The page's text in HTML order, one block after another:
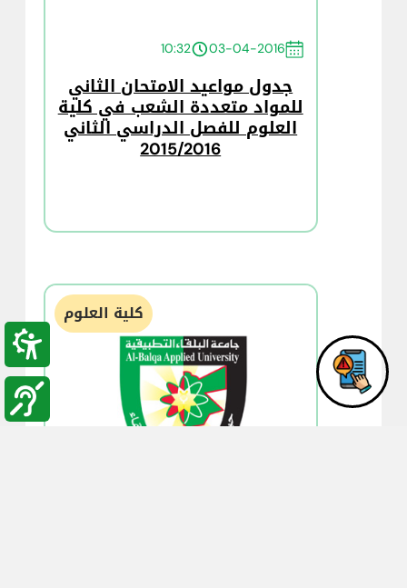
03-04-2016
10:32
جدول مواعيد الامتحان الثاني
للمواد متعددة الشعب في كلية
العلوم للفصل الدراسي الثاني
2015/2016
كلية العلوم